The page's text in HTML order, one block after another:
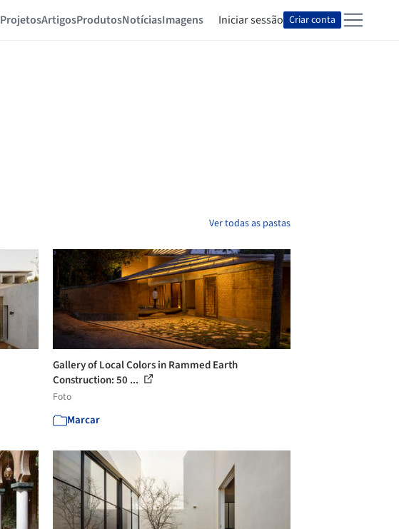
ProjetosArtigosProdutosNotíciasImagens Iniciar sessão Criar conta
Ver todas as pastas
Gallery of Local Colors in Rammed Earth
Construction: 50 ...
Foto
Marcar